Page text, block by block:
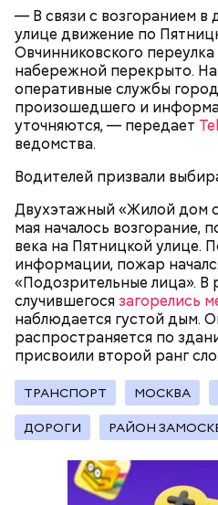
— В связи с возгоранием в
улице движение по
Овчинниковского
набережной перекрыто.
оперативные службы
произошедшего и
уточняются, — передает
ведомства.
Водителей призвали
Двухэтажный «Жилой дом
мая началось возгорание,
века на Пятницкой улице.
информации, пожар
«Подозрительные лица». В
случившегосязагорелись
наблюдается густой дым.
распространяется по
присвоили второй ранг
ТРАНСПОРТ МОСКВА
ДОРОГИ РАЙОН
— Гасанов, являясь
предпринимателем,
предпринимательскую
продажи и размещения
сетях. С целью сокрытия
денежных средств от
покупателей различных
прогнозов ставок на спорт
свои личные лицевые счета
также на подконтрольные
счета, — пояснили в
Родственники
их Гасанову. А чтобы
распределял их между еще
либо
покупал на них
Следующим подопытным
Миссюры Константин. 3
когда молодые люди ехали
подозреваемый угостил
этиленгликолем. Через два
больнице.
через сутки... Его увезли в
реанимировали, и там он
Миссюра на допросе.